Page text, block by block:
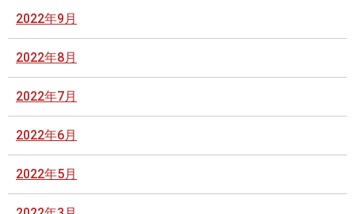
2022年9月
2022年8月
2022年7月
2022年6月
2022年5月